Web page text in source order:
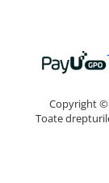
Copyright ©
Toate